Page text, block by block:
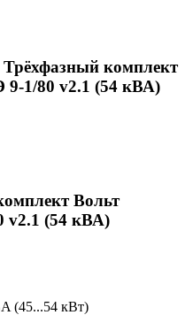
Трёхфазный комплект
9-1/80 v2.1 (54 кВА)
Вольт
v2.1 (54 кВА)
(45...54 кВт)